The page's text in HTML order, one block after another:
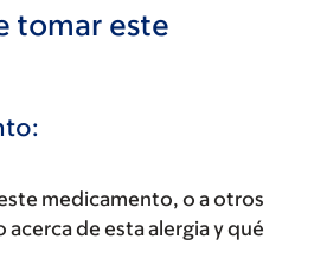
tomar este
medicamento, o a otros
de esta alergia y qué